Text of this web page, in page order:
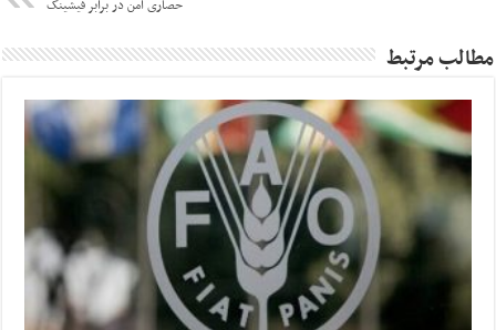
حصاری امن در برابر فیشینگ
مطالب مرتبط